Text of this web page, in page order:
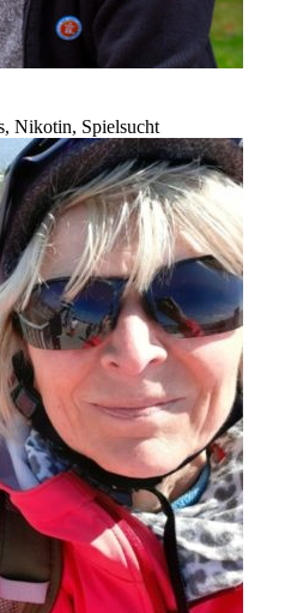
Nikotin, Spielsucht